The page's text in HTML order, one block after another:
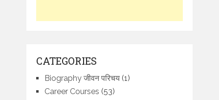
CATEGORIES
Biography जीवन परिचय(1)
Career Courses (53)